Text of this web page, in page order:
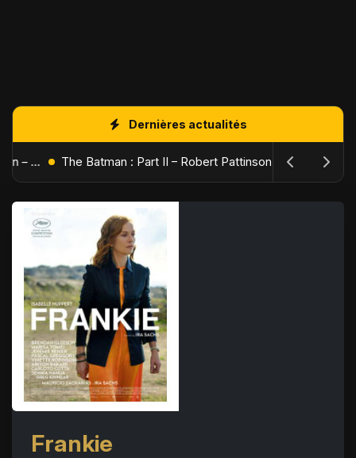
Dernières actualités
L'Âge de Glace : Le Réveil du Volcan – Manny, Sid et Diego de retour pour une aventure explosive The Batman : Part II – Robert Pattinson replonge dans les ténèbres de Gotham dès octobre 2027
Frankie